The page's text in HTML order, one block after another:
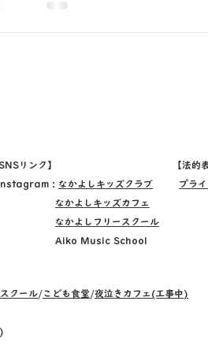
SNSリンク】
: なかよしキッズクラブ
なかよしキッズカフェ
なかよしフリースクール
Music School
【法的
プラ
クール/こども食堂 /夜泣きカフェ(工事中)